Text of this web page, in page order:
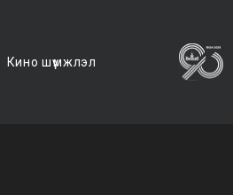
Кино шүүмжлэл